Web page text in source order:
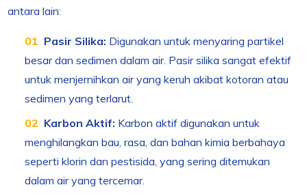
antara lain:
Pasir Silika: Digunakan untuk menyaring partikel
besar dan sedimen dalam air. Pasir silika sangat efektif
untuk menjernihkan air yang keruh akibat kotoran atau
sedimen yang terlarut.
Karbon Aktif: Karbon aktif digunakan untuk
menghilangkan bau, rasa, dan bahan kimia berbahaya
seperti klorin dan pestisida, yang sering ditemukan
dalam air yang tercemar.